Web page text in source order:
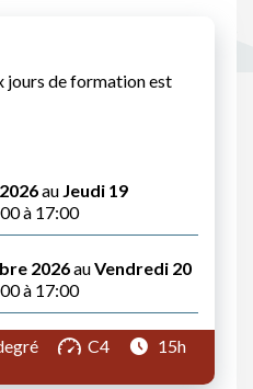
jours de formation est
au Jeudi 19
à 17:00
2026auVendredi 20
à 17:00
C4
15h